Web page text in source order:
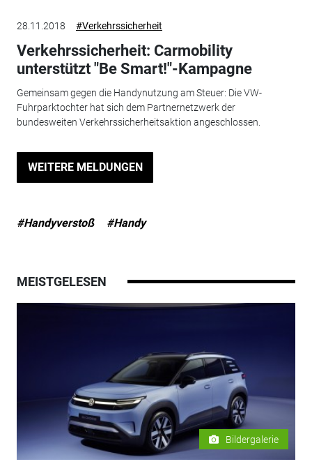
28.11.2018 #Verkehrssicherheit
Verkehrssicherheit: Carmobility
unterstützt "Be Smart!"-Kampagne
Gemeinsam gegen die Handynutzung am Steuer: Die VW-
Fuhrparktochter hat sich dem Partnernetzwerk der
bundesweiten Verkehrssicherheitsaktion angeschlossen.
WEITERE MELDUNGEN
#Handyverstoß #Handy
MEISTGELESEN
Bildergalerie